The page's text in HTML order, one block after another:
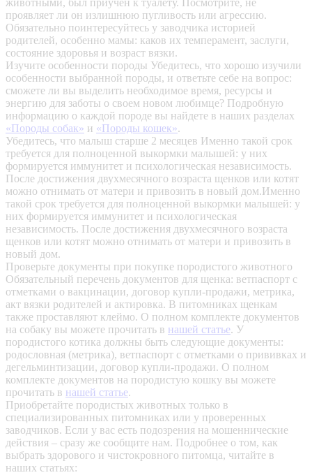
животными, был приучен к туалету. Посмотрите, не
проявляет ли он излишнюю пугливость или агрессию.
Обязательно поинтересуйтесь у заводчика историей
родителей, особенно мамы: каков их темперамент, заслуги,
состояние здоровья и возраст вязки.
Изучите особенности породы Убедитесь, что хорошо изучили
особенности выбранной породы, и ответьте себе на вопрос:
сможете ли вы выделить необходимое время, ресурсы и
энергию для заботы о своем новом любимце? Подробную
информацию о каждой породе вы найдете в наших разделах
«Породы собак» и «Породы кошек».
Убедитесь, что малыш старше 2 месяцев Именно такой срок
требуется для полноценной выкормки малышей: у них
формируется иммунитет и психологическая независимость.
После достижения двухмесячного возраста щенков или котят
можно отнимать от матери и привозить в новый дом.Именно
такой срок требуется для полноценной выкормки малышей: у
них формируется иммунитет и психологическая
независимость. После достижения двухмесячного возраста
щенков или котят можно отнимать от матери и привозить в
новый дом.
Проверьте документы при покупке породистого животного
Обязательный перечень документов для щенка: ветпаспорт с
отметками о вакцинации, договор купли-продажи, метрика,
акт вязки родителей и актировка. В питомниках щенкам
также проставляют клеймо. О полном комплекте документов
на собаку вы можете прочитать в нашей статье. У
породистого котика должны быть следующие документы:
родословная (метрика), ветпаспорт с отметками о прививках и
дегельминтизации, договор купли-продажи. О полном
комплекте документов на породистую кошку вы можете
прочитать в нашей статье.
Приобретайте породистых животных только в
специализированных питомниках или у проверенных
заводчиков. Если у вас есть подозрения на мошеннические
действия – сразу же сообщите нам. Подробнее о том, как
выбрать здорового и чистокровного питомца, читайте в
наших статьях: